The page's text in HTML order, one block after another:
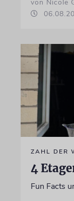
von Nicole
ZAHL DER
4
Fun Facts